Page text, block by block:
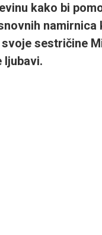
kako bi
namirnica
sestričine
ljubavi.